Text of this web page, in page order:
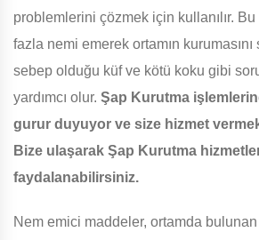
problemlerini çözmek için kullanılır.
fazla nemi emerek ortamın
sebep olduğu küf ve kötü koku gibi
yardımcı olur. Şap Kurutma
gurur duyuyor ve size hizmet
Bize ulaşarak Şap Kurutma
faydalanabilirsiniz.
Nem emici maddeler, ortamda